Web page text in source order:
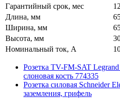
Гарантийный срок, мес
12
Длина, мм
Ширина, мм
Высота, мм
Номинальный ток, А
Розетка TV-FM-SAT Legrand
слоновая кость 774335
Розетка силовая Schneider
заземления, грифель